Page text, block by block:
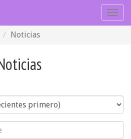
Noticias
Orden